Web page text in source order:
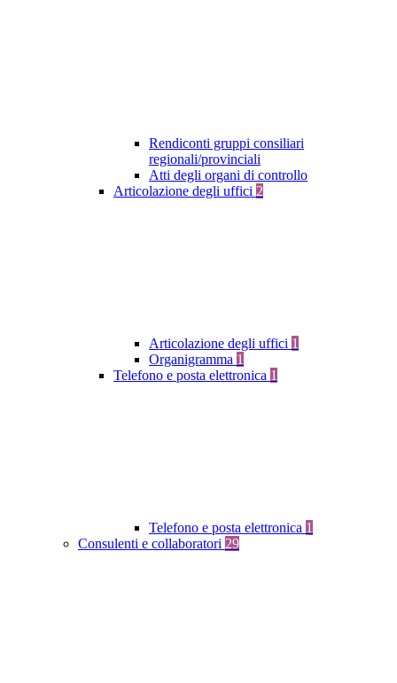
Rendiconti gruppi consiliari
regionali/provinciali
Atti degli organi di controllo
Articolazione degli uffici 2
Articolazione degli uffici 1
Organigramma 1
Telefono e posta elettronica 1
Telefono e posta elettronica 1
Consulenti e collaboratori 29